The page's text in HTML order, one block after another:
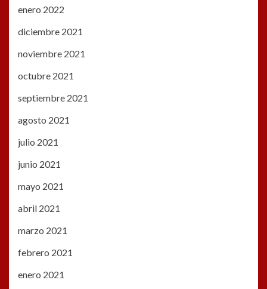
enero 2022
diciembre 2021
noviembre 2021
octubre 2021
septiembre 2021
agosto 2021
julio 2021
junio 2021
mayo 2021
abril 2021
marzo 2021
febrero 2021
enero 2021